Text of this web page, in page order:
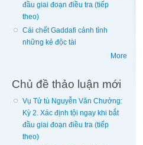
đầu giai đoạn điều tra (tiếp
theo)
Cái chết Gaddafi cảnh tỉnh
những kẻ độc tài
More
Chủ đề thảo luận mới
Vụ Tử tù Nguyễn Văn Chưởng:
Kỳ 2. Xác định tội ngay khi bắt
đầu giai đoạn điều tra (tiếp
theo)